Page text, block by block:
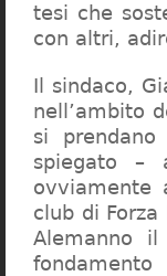
tesi che
con altri,
Il sindaco,
nell’ambito
si
spiegato –
ovviamente
club di
Alemanno